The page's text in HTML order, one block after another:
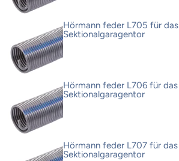
Hörmann feder L705 für das
Sektionalgaragentor
Hörmann feder L706 für das
Sektionalgaragentor
Hörmann feder L707 für das
Sektionalgaragentor